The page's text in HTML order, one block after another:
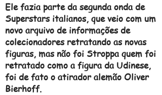
Ele fazia parte da segunda onda de
Superstars italianos, que veio com um
novo arquivo de informações de
colecionadores retratando as novas
figuras, mas não foi Stroppa quem foi
retratado como a figura da Udinese,
foi de fato o atirador alemão Oliver
Bierhoff.